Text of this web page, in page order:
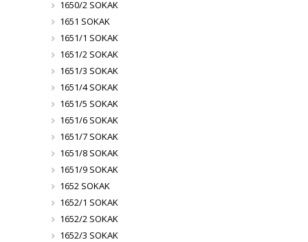
1650/2 SOKAK
1651 SOKAK
1651/1 SOKAK
1651/2 SOKAK
1651/3 SOKAK
1651/4 SOKAK
1651/5 SOKAK
1651/6 SOKAK
1651/7 SOKAK
1651/8 SOKAK
1651/9 SOKAK
1652 SOKAK
1652/1 SOKAK
1652/2 SOKAK
1652/3 SOKAK